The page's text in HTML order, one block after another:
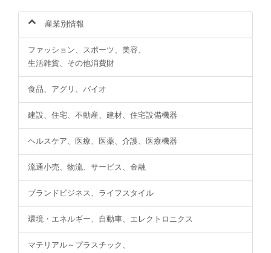
産業別情報
ファッション、スポーツ、美容、
生活雑貨、その他消費財
食品、アグリ、バイオ
建設、住宅、不動産、建材、住宅設備機器
ヘルスケア、医療、医薬、介護、医療機器
流通小売、物流、サービス、金融
ブランドビジネス、ライフスタイル
環境・エネルギー、自動車、エレクトロニクス
マテリアル～プラスチック、